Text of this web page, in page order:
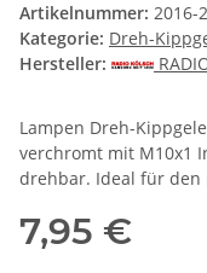
Artikelnummer: 2016-
Kategorie: Dreh-
Hersteller:
Lampen Dreh-
verchromt mit M10x1
drehbar. Ideal für den
7,95 €